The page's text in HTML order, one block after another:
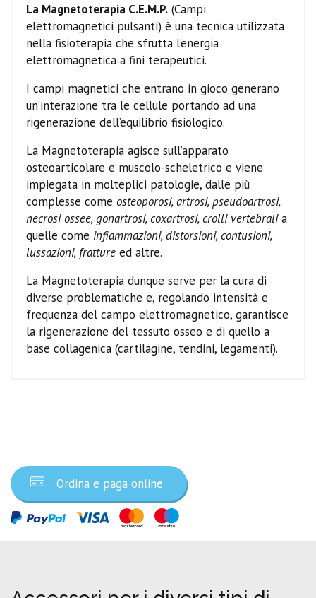
La Magnetoterapia C.E.M.P. (Campi
elettromagnetici pulsanti) è una tecnica utilizzata
nella fisioterapia che sfrutta l’energia
elettromagnetica a fini terapeutici.
I campi magnetici che entrano in gioco generano
un’interazione tra le cellule portando ad una
rigenerazione dell’equilibrio fisiologico.
La Magnetoterapia agisce sull’apparato
osteoarticolare e muscolo-scheletrico e viene
impiegata in molteplici patologie, dalle più
complesse come osteoporosi, artrosi, pseudoartrosi,
necrosi ossee, gonartrosi, coxartrosi, crolli vertebralia
quelle come infiammazioni, distorsioni, contusioni,
lussazioni, fratture ed altre.
La Magnetoterapia dunque serve per la cura di
diverse problematiche e, regolando intensità e
frequenza del campo elettromagnetico, garantisce
la rigenerazione del tessuto osseo e di quello a
base collagenica (cartilagine, tendini, legamenti).
Ordina e paga online